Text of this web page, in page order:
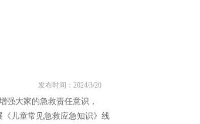
发布时间：2024/3/20
强大家的急救责任意识，
《儿童常见急救应急知识》线